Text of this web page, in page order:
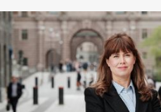
var projektchef. Han
efterträder
Thorszelius, som
kvar inom
Airteamkoncernen i
rådgivande roll.